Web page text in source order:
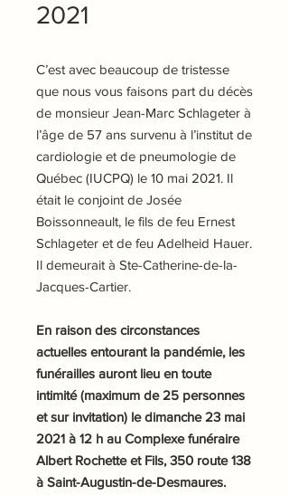
2021
C’est avec beaucoup de tristesse
que nous vous faisons part du décès
de monsieur Jean-Marc Schlageter à
l’âge de 57 ans survenu à l’institut de
cardiologie et de pneumologie de
Québec (IUCPQ) le 10 mai 2021. Il
était le conjoint de Josée
Boissonneault, le fils de feu Ernest
Schlageter et de feu Adelheid Hauer.
Il demeurait à Ste-Catherine-de-la-
Jacques-Cartier.
En raison des circonstances
actuelles entourant la pandémie, les
funérailles auront lieu en toute
intimité (maximum de 25 personnes
et sur invitation) le dimanche 23 mai
2021 à 12 h au Complexe funéraire
Albert Rochette et Fils, 350 route 138
à Saint-Augustin-de-Desmaures.